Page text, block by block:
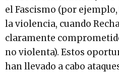
el Fascismo (por
la violencia, cuando
claramente
no violenta). Estos
han llevado a cabo